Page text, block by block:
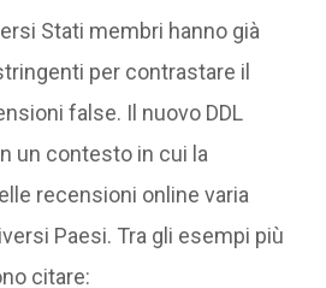
Stati membri hanno già
per contrastare il
false. Il nuovo DDL
un contesto in cui la
recensioni online varia
Paesi. Tra gli esempi più
citare: